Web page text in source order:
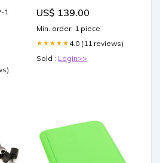
1
Black Wheel 2014-volvo-
US$ 139.00
Min. order: 1 piece
★★★★★ 4.0 (11 reviews)
Sold : Login>>